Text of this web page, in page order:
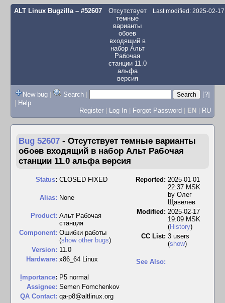
ALT Linux Bugzilla– #52607
Отсутствует
темные
варианты
обоев
входящий в
набор Альт
Рабочая
станции 11.0
альфа
версия
Last modified: 2025-02-
New bug | Search |
[?]
| Help
Register | Log In | Forgot Password | EN | RU
Bug 52607 - Отсутствует темные варианты
обоев входящий в набор Альт Рабочая
станции 11.0 альфа версия
Status: CLOSED FIXED
Alias: None
Product: Альт Рабочая
станция
Component: Ошибки работы
(show other bugs)
Version: 11.0
Hardware: x86_64 Linux
mportance: P5 normal
Assignee: Semen Fomchenkov
QA Contact: qa-p8@altlinux.org
Reported: 2025-01-01
22:37 MSK
by Олег
Щавелев
Modified: 2025-02-17
19:09 MSK
(History)
CC List: 3 users
(show)
See Also: